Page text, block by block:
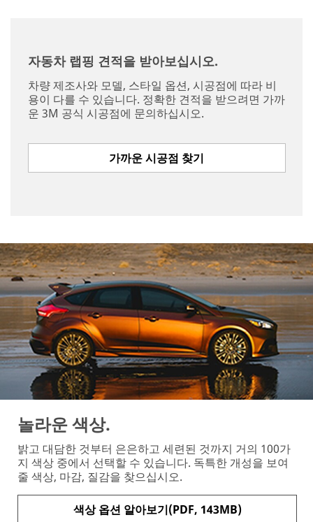
자동차 랩핑 견적을 받아보십시오.
차량 제조사와 모델, 스타일 옵션, 시공점에 따라 비
용이 다를 수 있습니다. 정확한 견적을 받으려면 가까
운 3M 공식 시공점에 문의하십시오.
가까운 시공점 찾기
놀라운 색상.
밝고 대담한 것부터 은은하고 세련된 것까지 거의 100가
지 색상 중에서 선택할 수 있습니다. 독특한 개성을 보여
줄 색상, 마감, 질감을 찾으십시오.
색상 옵션 알아보기(PDF, 143MB)